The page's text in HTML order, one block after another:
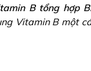
B tổng hợp
Vitamin B một